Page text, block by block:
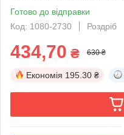
Готово до відправки
Код: 1080-2730
Роздріб
434,70 ₴ 630 ₴
Економія 195.30 ₴